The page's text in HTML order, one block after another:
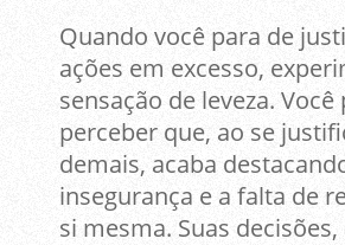
Quando você para de
ações em excesso,
sensação de leveza. Você
perceber que, ao se
demais, acaba
insegurança e a falta de
si mesma. Suas